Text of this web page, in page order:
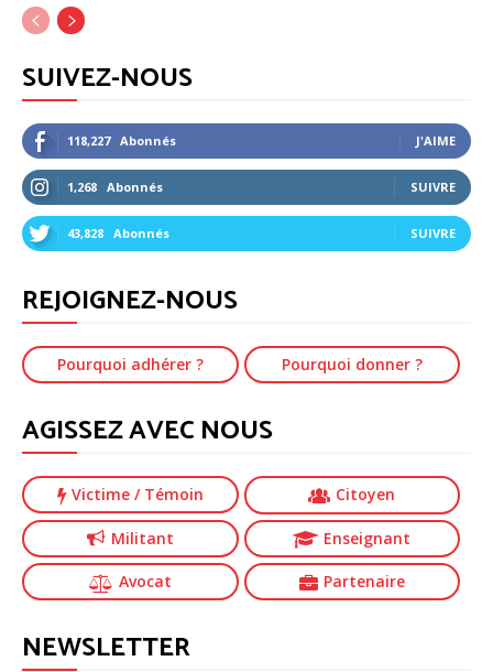
SUIVEZ-NOUS
118,227 Abonnés J'AIME
1,268 Abonnés SUIVRE
43,828 Abonnés SUIVRE
REJOIGNEZ-NOUS
Pourquoi adhérer ? Pourquoi donner ?
AGISSEZ AVEC NOUS
Victime / Témoin Citoyen
Militant Enseignant
Avocat Partenaire
NEWSLETTER